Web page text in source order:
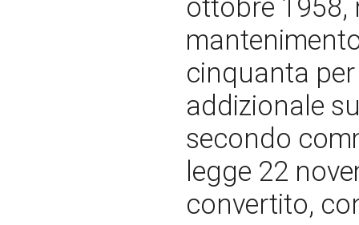
ottobre 1958,
cinquanta
addizionale
secondo
legge 22
convertito,